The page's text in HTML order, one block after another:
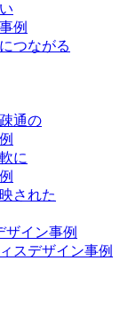
例
つながる
通の
に
された
ザイン事例
スデザイン事例